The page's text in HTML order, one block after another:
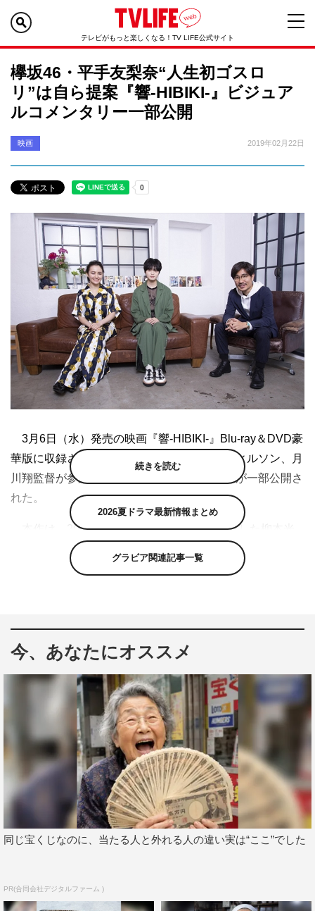
テレビがもっと楽しくなる！TV LIFE公式サイト
欅坂46・平手友梨奈“人生初ゴスロ
リ”は自ら提案『響-HIBIKI-』ビジュア
ルコメンタリー一部公開
映画 2019年02月22日
3月6日（水）発売の映画『響-HIBIKI-』Blu-ray＆DVD豪
華版に収録される、平手友梨奈、アヤカ・ウィルソン、月
川翔監督が参加したビジュアルコメンタリーが一部公開さ
れた。
本作は、2017年のマンガ大賞で大賞を受賞した柳本光
晴による人気コミックを映画化。類まれな才能を持つ“天
才”女子高生小説家・鮎喰響が、世間や慣習にとらわれた
て初主演を務めた。さらに、主題歌も平手によるソロ曲
「角を曲がる」が起用された。
公開されたのは、平手友梨奈、アヤカ・ウィルソン、月
川翔監督の3人が本編を見ながら、撮影当時のエピソード
などを語ったビジュアルコメンタリー映像の一部。
平手演じる鮎喰響が学校の体育の授業で走っているシー
ンでは、月川監督が「どうしてもしたい話があって、この
日に平手さんと50メートルくらいの競走をしたの」と平手
との撮影中のエピソードを明かし、平手も「かけっこしま
したね（笑）」と笑顔。アヤカは「見たかった！初めて聞
きました（笑）」と驚く。
続きを読む
2026夏ドラマ最新情報まとめ
グラビア関連記事一覧
今、あなたにオススメ
同じ宝くじなのに、当たる人と外れる人の違い実は“ここ”でした
PR(合同会社デジタルファーム )